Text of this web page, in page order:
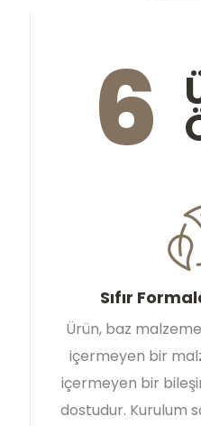
6
Sıfır
Ürün, baz
içermeyen bir
içermeyen bir
dostudur. Kurulum